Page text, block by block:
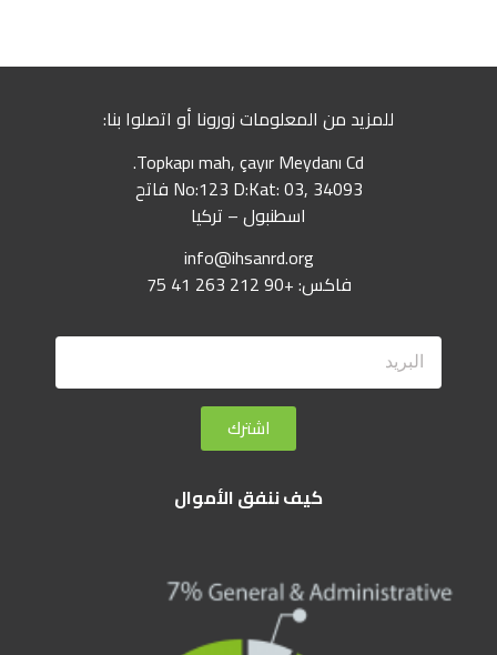
للمزيد من المعلومات زورونا أو اتصلوا بنا:
Topkapı mah, çayır Meydanı Cd.
No:123 D:Kat: 03, 34093 فاتح
اسطنبول – تركيا
info@ihsanrd.org
فاكس: +90 212 263 41 75
اشترك
كيف ننفق الأموال